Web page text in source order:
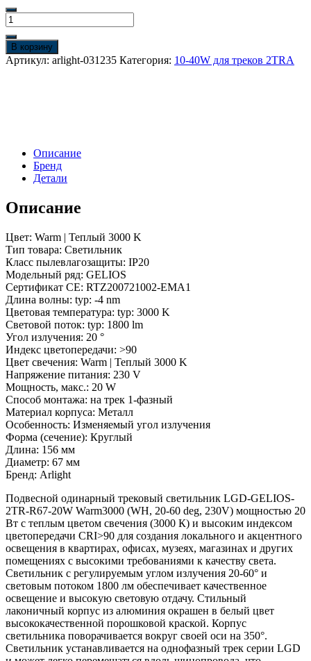
Количество
товара
Светильник
LGD-
GELIOS-
deg,
230V)
IP20
года)
В корзину
Артикул: arlight-031235 Категория: 10-40W для треков 2TRA
Описание
Бренд
Детали
Описание
Цвет: Warm | Теплый 3000 K
Тип товара: Светильник
Класс пылевлагозащиты: IP20
Модельный ряд: GELIOS
Сертификат CE: RTZ200721002-EMA1
Длина волны: typ: -4 nm
Цветовая температура: typ: 3000 K
Световой поток: typ: 1800 lm
Угол излучения: 20 °
Индекс цветопередачи: >90
Цвет свечения: Warm | Теплый 3000 K
Напряжение питания: 230 V
Мощность, макс.: 20 W
Способ монтажа: на трек 1-фазный
Материал корпуса: Металл
Особенность: Изменяемый угол излучения
Форма (сечение): Круглый
Длина: 156 мм
Диаметр: 67 мм
Бренд: Arlight
Подвесной одинарный трековый светильник LGD-GELIOS-
2TR-R67-20W Warm3000 (WH, 20-60 deg, 230V) мощностью 20
Вт с теплым цветом свечения (3000 К) и высоким индексом
цветопередачи CRI>90 для создания локального и акцентного
освещения в квартирах, офисах, музеях, магазинах и других
помещениях с высокими требованиями к качеству света.
Светильник с регулируемым углом излучения 20-60° и
световым потоком 1800 лм обеспечивает качественное
освещение и высокую световую отдачу. Стильный
лаконичный корпус из алюминия окрашен в белый цвет
высококачественной порошковой краской. Корпус
светильника поворачивается вокруг своей оси на 350°.
Светильник устанавливается на однофазный трек серии LGD